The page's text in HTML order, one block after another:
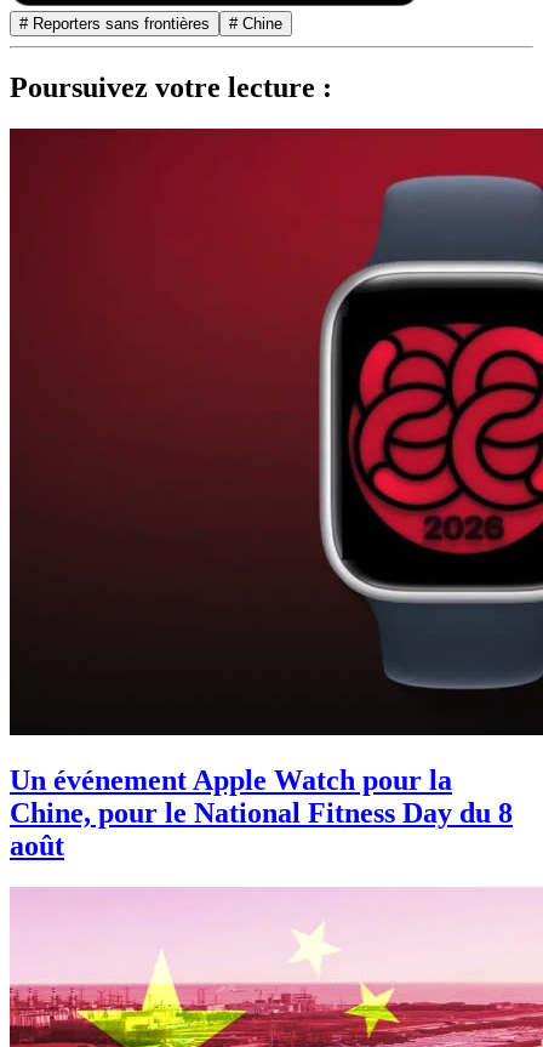
# Reporters sans frontières # Chine
Poursuivez votre lecture :
Un événement Apple Watch pour la
Chine, pour le National Fitness Day du 8
août